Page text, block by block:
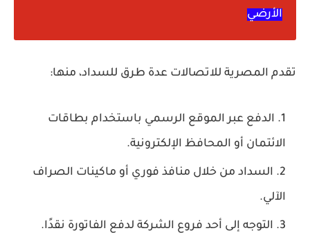
الأرضي
تقدم المصرية للاتصالات عدة طرق للسداد، منها:
الدفع عبر الموقع الرسمي باستخدام بطاقات
الائتمان أو المحافظ الإلكترونية.
السداد من خلال منافذ فوري أو ماكينات الصراف
الآلي.
التوجه إلى أحد فروع الشركة لدفع الفاتورة نقدًا.